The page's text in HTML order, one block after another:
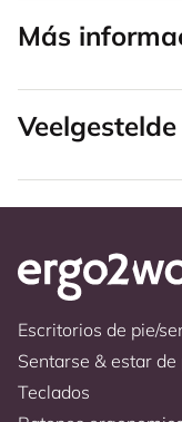
Más
Escritorios de pie/
Sentarse & estar de
Teclados